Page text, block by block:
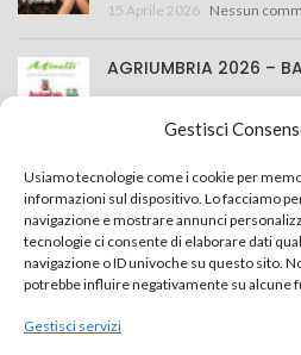
Gestisci
Usiamo tecnologie come i cookie per
informazioni sul dispositivo. Lo facciamo
navigazione e mostrare annunci
tecnologie ci consente di elaborare dati
navigazione o ID univoche su questo sito.
potrebbe influire negativamente su alcune
Gestisci servizi
15 Aprile 2026 Nessun
AGRIUMBRIA 2026 –
25 Marzo 2026 Nessun
CONTATTACI
Minelli S.r.l.
Via della Costituzione 43, 42015